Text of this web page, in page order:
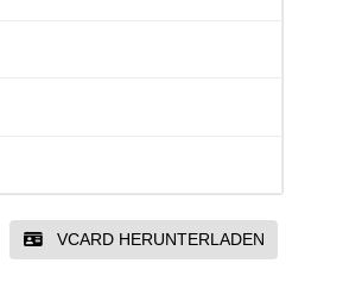
VCARD HERUNTERLADEN